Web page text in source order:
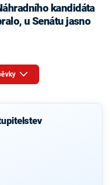
kandidáta
u Senátu jasno